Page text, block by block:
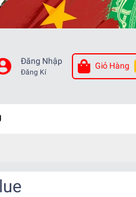
Đăng Nhập
Đăng Kí
Giỏ Hàng